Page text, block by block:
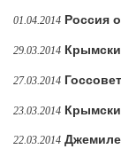
01.04.2014 Россия
29.03.2014
27.03.2014
23.03.2014
22.03.2014